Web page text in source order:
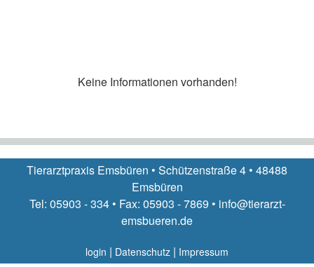
Keine Informationen vorhanden!
Tierarztpraxis Emsbüren • Schützenstraße 4 • 48488
Emsbüren
Tel: 05903 - 334 • Fax: 05903 - 7869 • info@tierarzt-
emsbueren.de
login | Datenschutz | Impressum